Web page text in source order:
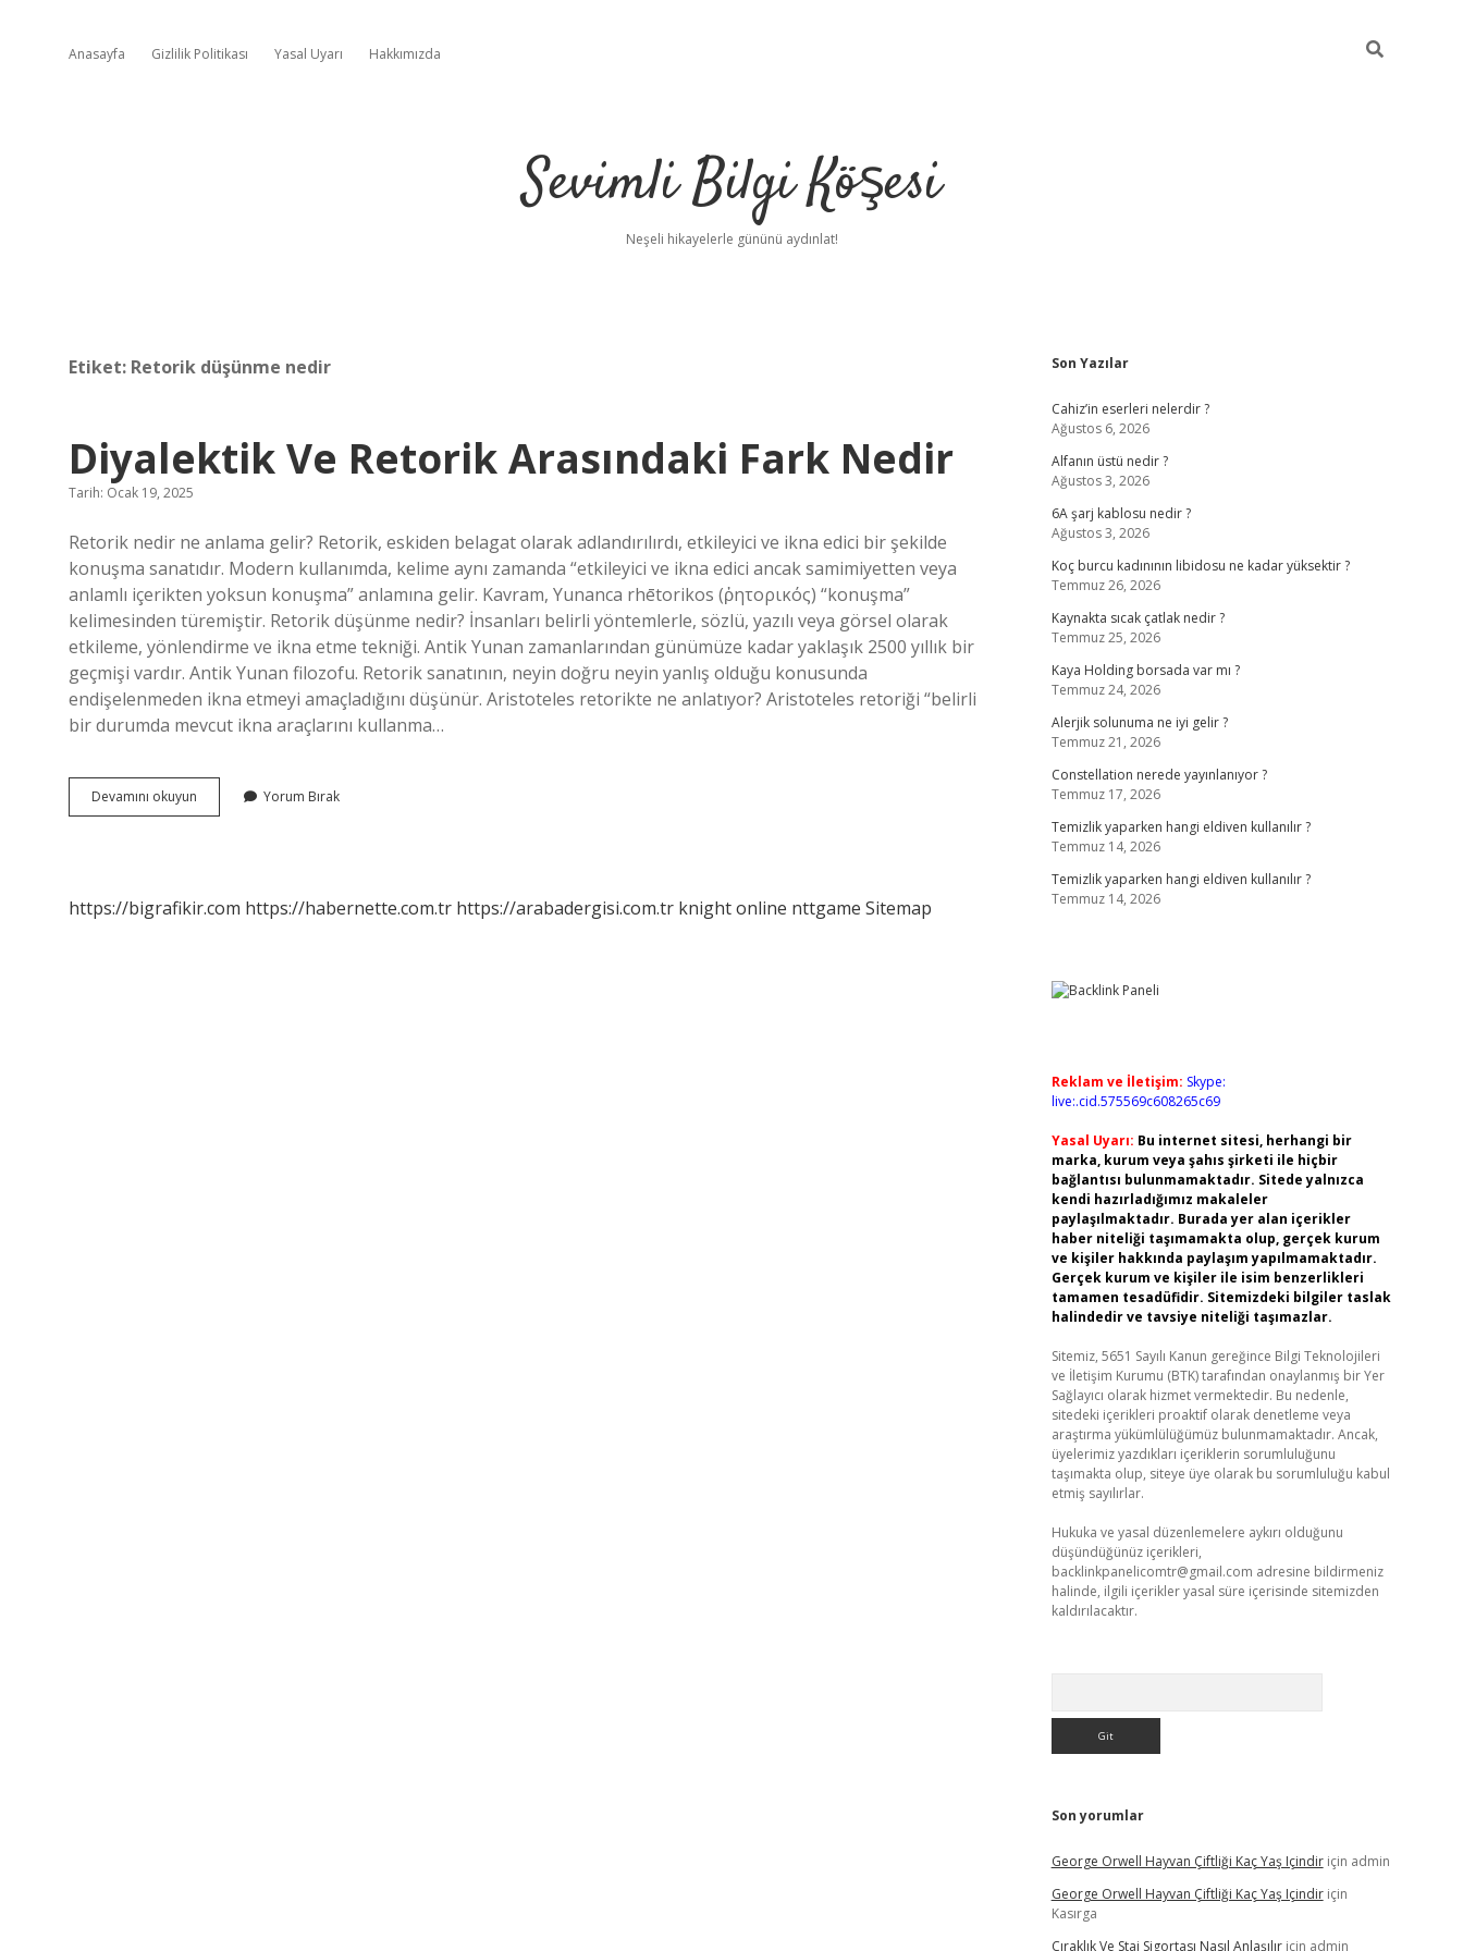
Anasayfa Gizlilik Politikası Yasal Uyarı Hakkımızda
Sevimli Bilgi Köşesi
Neşeli hikayelerle gününü aydınlat!
Etiket: Retorik düşünme nedir
Diyalektik Ve Retorik Arasındaki Fark Nedir
Tarih: Ocak 19, 2025
Retorik nedir ne anlama gelir? Retorik, eskiden belagat olarak adlandırılırdı, etkileyici ve ikna edici bir şekilde
konuşma sanatıdır. Modern kullanımda, kelime aynı zamanda “etkileyici ve ikna edici ancak samimiyetten veya
anlamlı içerikten yoksun konuşma” anlamına gelir. Kavram, Yunanca rhētorikos (ῥητορικός) “konuşma”
kelimesinden türemiştir. Retorik düşünme nedir? İnsanları belirli yöntemlerle, sözlü, yazılı veya görsel olarak
etkileme, yönlendirme ve ikna etme tekniği. Antik Yunan zamanlarından günümüze kadar yaklaşık 2500 yıllık bir
geçmişi vardır. Antik Yunan filozofu. Retorik sanatının, neyin doğru neyin yanlış olduğu konusunda
endişelenmeden ikna etmeyi amaçladığını düşünür. Aristoteles retorikte ne anlatıyor? Aristoteles retoriği “belirli
bir durumda mevcut ikna araçlarını kullanma…
Devamını okuyun Diyalektik
Ve
Yorum Bırak
https://bigrafikir.com https://habernette.com.tr https://arabadergisi.com.tr knight online nttgame Sitemap
Sidebar
Son Yazılar
Cahiz’in eserleri nelerdir ?
Ağustos 6, 2026
Alfanın üstü nedir ?
Ağustos 3, 2026
6A şarj kablosu nedir ?
Ağustos 3, 2026
Koç burcu kadınının libidosu ne kadar yüksektir ?
Temmuz 26, 2026
Kaynakta sıcak çatlak nedir ?
Temmuz 25, 2026
Kaya Holding borsada var mı ?
Temmuz 24, 2026
Alerjik solunuma ne iyi gelir ?
Temmuz 21, 2026
Constellation nerede yayınlanıyor ?
Temmuz 17, 2026
Temizlik yaparken hangi eldiven kullanılır ?
Temmuz 14, 2026
Temizlik yaparken hangi eldiven kullanılır ?
Temmuz 14, 2026
Reklam ve İletişim: Skype:
live:.cid.575569c608265c69
Yasal Uyarı: Bu internet sitesi, herhangi bir
marka, kurum veya şahıs şirketi ile hiçbir
bağlantısı bulunmamaktadır. Sitede yalnızca
kendi hazırladığımız makaleler
paylaşılmaktadır. Burada yer alan içerikler
haber niteliği taşımamakta olup, gerçek kurum
ve kişiler hakkında paylaşım yapılmamaktadır.
Gerçek kurum ve kişiler ile isim benzerlikleri
tamamen tesadüfidir. Sitemizdeki bilgiler taslak
halindedir ve tavsiye niteliği taşımazlar.
Sitemiz, 5651 Sayılı Kanun gereğince Bilgi Teknolojileri
ve İletişim Kurumu (BTK) tarafından onaylanmış bir Yer
Sağlayıcı olarak hizmet vermektedir. Bu nedenle,
sitedeki içerikleri proaktif olarak denetleme veya
araştırma yükümlülüğümüz bulunmamaktadır. Ancak,
üyelerimiz yazdıkları içeriklerin sorumluluğunu
taşımakta olup, siteye üye olarak bu sorumluluğu kabul
etmiş sayılırlar.
Hukuka ve yasal düzenlemelere aykırı olduğunu
düşündüğünüz içerikleri,
backlinkpanelicomtr@gmail.com adresine bildirmeniz
halinde, ilgili içerikler yasal süre içerisinde sitemizden
kaldırılacaktır.
Son yorumlar
George Orwell Hayvan Çiftliği Kaç Yaş Içindiriçin admin
George Orwell Hayvan Çiftliği Kaç Yaş Içindiriçin
Kasırga
Çıraklık Ve Staj Sigortası Nasıl Anlaşılıriçin admin
ilbet mobil giriş